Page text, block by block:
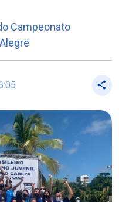
Campeonato